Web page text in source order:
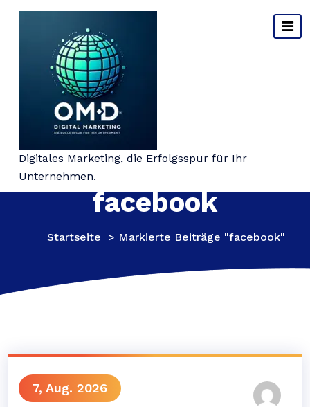
Digitales Marketing, die Erfolgsspur für Ihr
Unternehmen.
Schlagwort-Archiv:
facebook
Startseite > Markierte Beiträge "facebook"
7, Aug. 2026